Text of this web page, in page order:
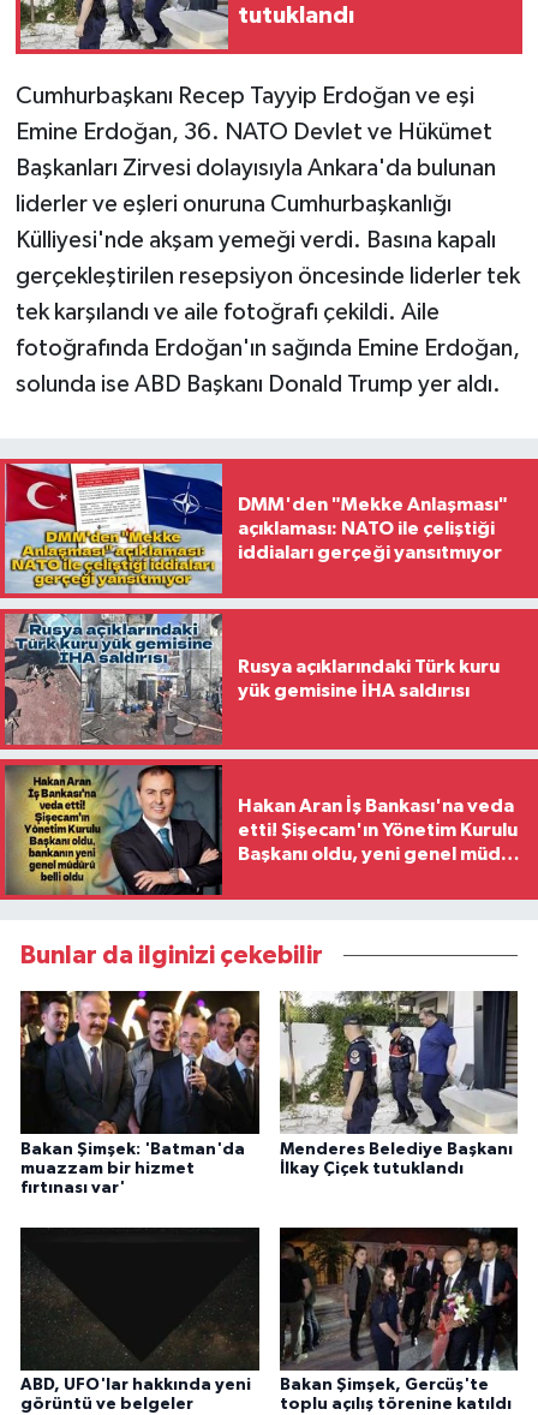
tutuklandı
Cumhurbaşkanı Recep Tayyip Erdoğan ve eşi
Emine Erdoğan, 36. NATO Devlet ve Hükümet
Başkanları Zirvesi dolayısıyla Ankara'da bulunan
liderler ve eşleri onuruna Cumhurbaşkanlığı
Külliyesi'nde akşam yemeği verdi. Basına kapalı
gerçekleştirilen resepsiyon öncesinde liderler tek
tek karşılandı ve aile fotoğrafı çekildi. Aile
fotoğrafında Erdoğan'ın sağında Emine Erdoğan,
solunda ise ABD Başkanı Donald Trump yer aldı.
DMM'den "Mekke Anlaşması"
açıklaması: NATO ile çeliştiği
iddiaları gerçeği yansıtmıyor
Rusya açıklarındaki Türk kuru
yük gemisine İHA saldırısı
Hakan Aran İş Bankası'na veda
etti! Şişecam'ın Yönetim Kurulu
Başkanı oldu, yeni genel müdür
Bunlar da ilginizi çekebilir
Bakan Şimşek: 'Batman'da
muazzam bir hizmet
fırtınası var'
Menderes Belediye Başkanı
İlkay Çiçek tutuklandı
ABD, UFO'lar hakkında yeni
görüntü ve belgeler
Bakan Şimşek, Gercüş'te
toplu açılış törenine katıldı